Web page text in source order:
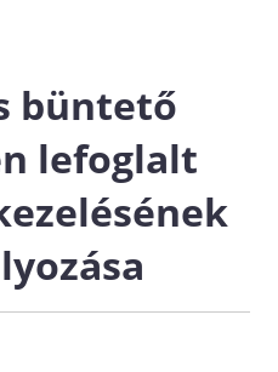
büntető
lefoglalt